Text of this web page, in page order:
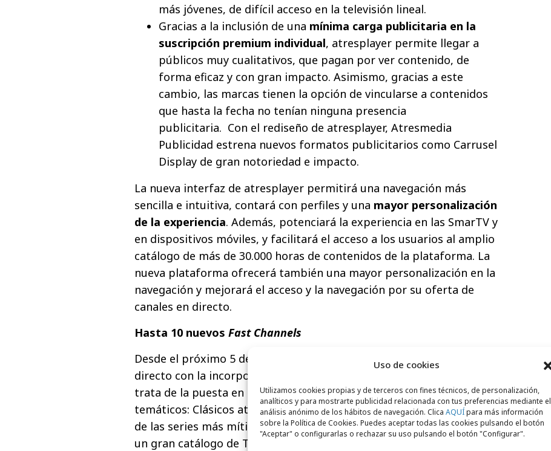
Uso de cookies
Utilizamos cookies propias y de terceros con fines técnicos, de personalización,
analíticos y para mostrarte publicidad relacionada con tus preferencias mediante el
análisis anónimo de los hábitos de navegación. Clica AQUÍpara más información
sobre la Política de Cookies. Puedes aceptar todas las cookies pulsando el botón
"Aceptar" o configurarlas o rechazar su uso pulsando el botón "Configurar".
más jóvenes, de difícil acceso en la televisión lineal.
Gracias a la inclusión de una mínima carga publicitaria en la
suscripción premium individual, atresplayer permite llegar a
públicos muy cualitativos, que pagan por ver contenido, de
forma eficaz y con gran impacto. Asimismo, gracias a este
cambio, las marcas tienen la opción de vincularse a contenidos
que hasta la fecha no tenían ninguna presencia
publicitaria. Con el rediseño de atresplayer, Atresmedia
Publicidad estrena nuevos formatos publicitarios como Carrusel
Display de gran notoriedad e impacto.
La nueva interfaz de atresplayer permitirá una navegación más
sencilla e intuitiva, contará con perfiles y una mayor personalización
de la experiencia. Además, potenciará la experiencia en las SmarTV y
en dispositivos móviles, y facilitará el acceso a los usuarios al amplio
catálogo de más de 30.000 horas de contenidos de la plataforma. La
nueva plataforma ofrecerá también una mayor personalización en la
navegación y mejorará el acceso y la navegación por su oferta de
canales en directo.
Hasta 10 nuevos Fast Channels
Desde el próximo 5 de julio, atresplayer ampliará su oferta en
directo con la incorporación de 10 nuevos canales gratuitos (fast). Se
trata de la puesta en marcha de4 nuevos canales lineales
temáticos: Clásicos atresplayer (con la emisión continua de episodios
de las series más míticas de Atresmedia), Multicine atresplayer (con
un gran catálogo de TV movies), Comedia atresplayer (canal lineal